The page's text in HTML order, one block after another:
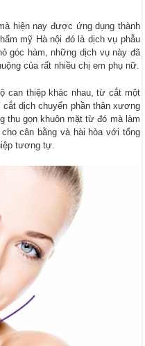
hiện nay được ứng dụng thành
mỹ Hà nội đó là dịch vụ phẫu
góc hàm, những dịch vụ này đã
của rất nhiều chị em phụ nữ.
can thiệp khác nhau, từ cắt một
dịch chuyển phần thân xương
thu gọn khuôn mặt từ đó mà làm
cân bằng và hài hòa với tổng
tương tự.